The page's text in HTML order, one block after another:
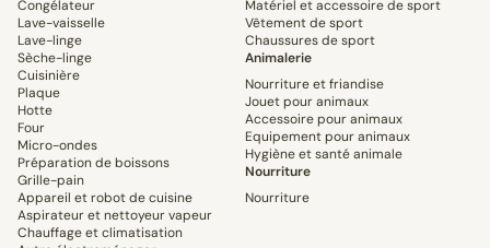
Congélateur
Lave-vaisselle
Lave-linge
Sèche-linge
Cuisinière
Plaque
Hotte
Four
Micro-ondes
Préparation de boissons
Grille-pain
Appareil et robot de cuisine
Aspirateur et nettoyeur vapeur
Chauffage et climatisation
Matériel et accessoire de sport
Vêtement de sport
Chaussures de sport
Animalerie
Nourriture et friandise
Jouet pour animaux
Accessoire pour animaux
Equipement pour animaux
Hygiène et santé animale
Nourriture
Nourriture